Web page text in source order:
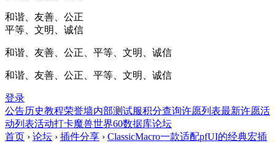
和谐、友善、公正
平等、文明、诚信
和谐、友善、公正、平等、文明、诚信
和谐、友善、公正、平等、文明、诚信
登录
公告历史教程荣誉墙内部测试服积分查询许愿列表最新许愿活
动列表活动打卡魔兽世界60数据库论坛
首页 › 论坛 › 插件分享 › ClassicMacro一款适配pfUI的经典宏插